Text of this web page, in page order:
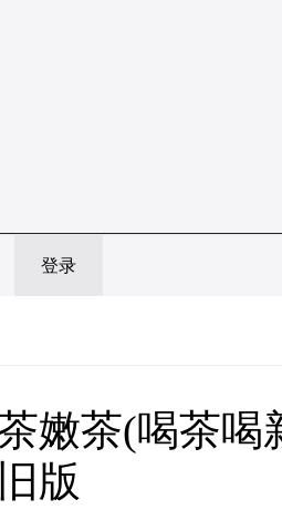
登录
嫩茶(喝茶
版